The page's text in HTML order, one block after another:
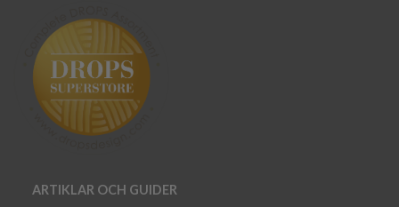
ARTIKLAR OCH GUIDER